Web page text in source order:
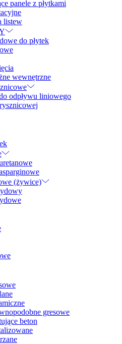
panele z płytkami
listew
do płytek
wewnętrzne
odpływu liniowego
(żywice)
gresowe
beton